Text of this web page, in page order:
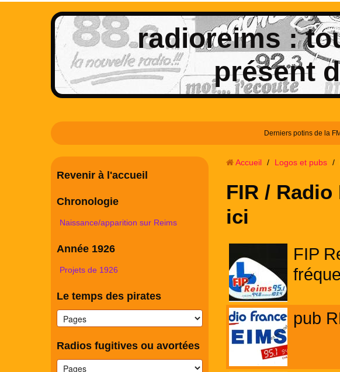
radioreims :
présent
Derniers potins de la
Revenir à l'accueil
Chronologie
Naissance/apparition sur Reims
Année 1926
Projets de 1926
Le temps des pirates
Radios fugitives ou avortées
Accueil / Logos et pubs /
FIR /
ici
FIP
pub